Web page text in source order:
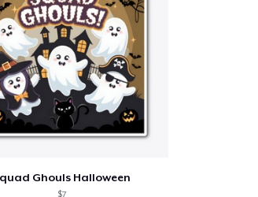
Ghouls Halloween
$7